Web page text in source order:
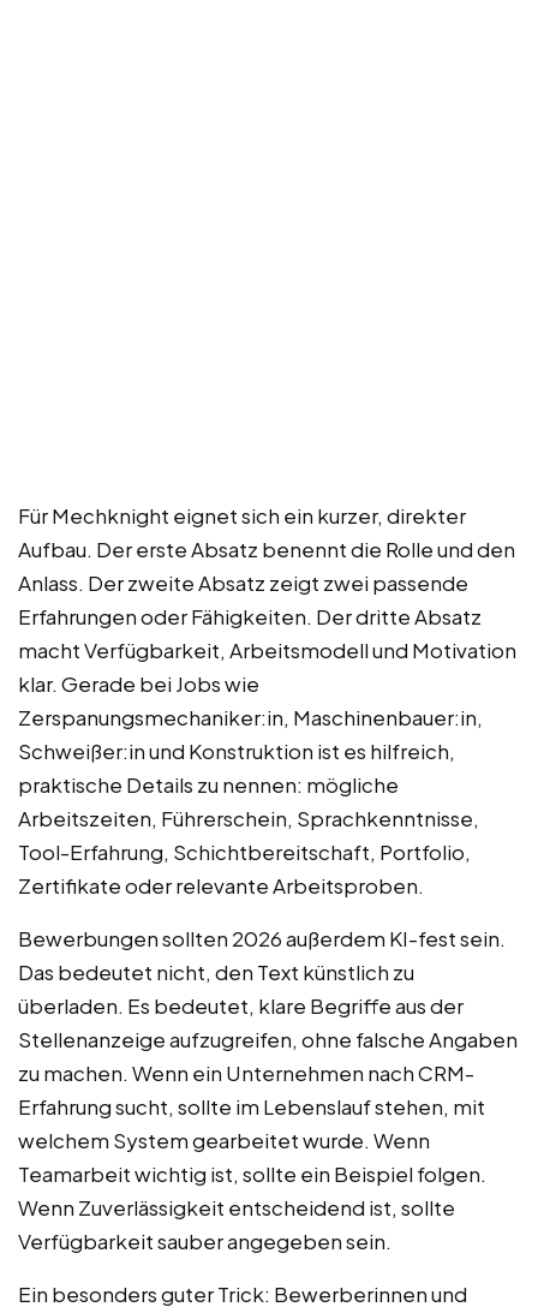
Für Mechknight eignet sich ein kurzer, direkter
Aufbau. Der erste Absatz benennt die Rolle und den
Anlass. Der zweite Absatz zeigt zwei passende
Erfahrungen oder Fähigkeiten. Der dritte Absatz
macht Verfügbarkeit, Arbeitsmodell und Motivation
klar. Gerade bei Jobs wie
Zerspanungsmechaniker:in, Maschinenbauer:in,
Schweißer:in und Konstruktion ist es hilfreich,
praktische Details zu nennen: mögliche
Arbeitszeiten, Führerschein, Sprachkenntnisse,
Tool-Erfahrung, Schichtbereitschaft, Portfolio,
Zertifikate oder relevante Arbeitsproben.
Bewerbungen sollten 2026 außerdem KI-fest sein.
Das bedeutet nicht, den Text künstlich zu
überladen. Es bedeutet, klare Begriffe aus der
Stellenanzeige aufzugreifen, ohne falsche Angaben
zu machen. Wenn ein Unternehmen nach CRM-
Erfahrung sucht, sollte im Lebenslauf stehen, mit
welchem System gearbeitet wurde. Wenn
Teamarbeit wichtig ist, sollte ein Beispiel folgen.
Wenn Zuverlässigkeit entscheidend ist, sollte
Verfügbarkeit sauber angegeben sein.
Ein besonders guter Trick: Bewerberinnen und